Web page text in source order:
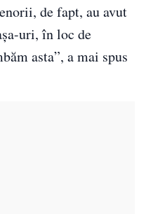
de fapt, au avut
uri, în loc de
asta”, a mai spus